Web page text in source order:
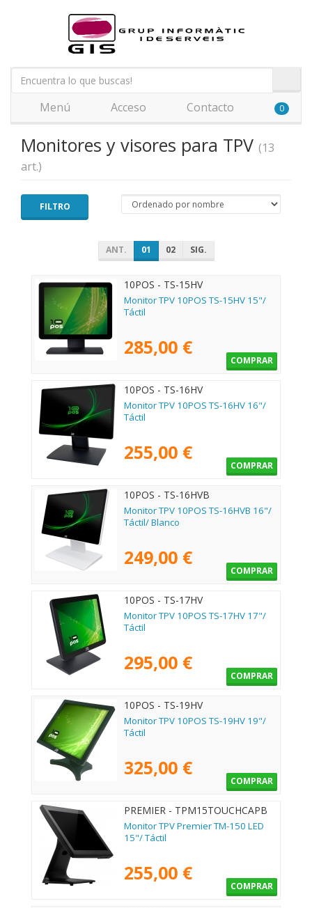
Menú Acceso Contacto 0
Monitores y visores para TPV (13
art.)
FILTRO
ANT. 01 02 SIG.
10POS - TS-15HV
Monitor TPV 10POS TS-15HV 15"/
Táctil
285,00 €
COMPRAR
10POS - TS-16HV
Monitor TPV 10POS TS-16HV 16"/
Táctil
255,00 €
COMPRAR
10POS - TS-16HVB
Monitor TPV 10POS TS-16HVB 16"/
Táctil/ Blanco
249,00 €
COMPRAR
10POS - TS-17HV
Monitor TPV 10POS TS-17HV 17"/
Táctil
295,00 €
COMPRAR
10POS - TS-19HV
Monitor TPV 10POS TS-19HV 19"/
Táctil
325,00 €
COMPRAR
PREMIER - TPM15TOUCHCAPB
Monitor TPV Premier TM-150 LED
15"/ Táctil
255,00 €
COMPRAR